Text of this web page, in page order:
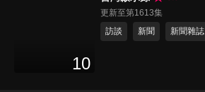
10
更新至第1613集
訪談
新聞 新聞雜誌